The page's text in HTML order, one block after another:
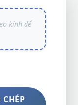
CHÉP